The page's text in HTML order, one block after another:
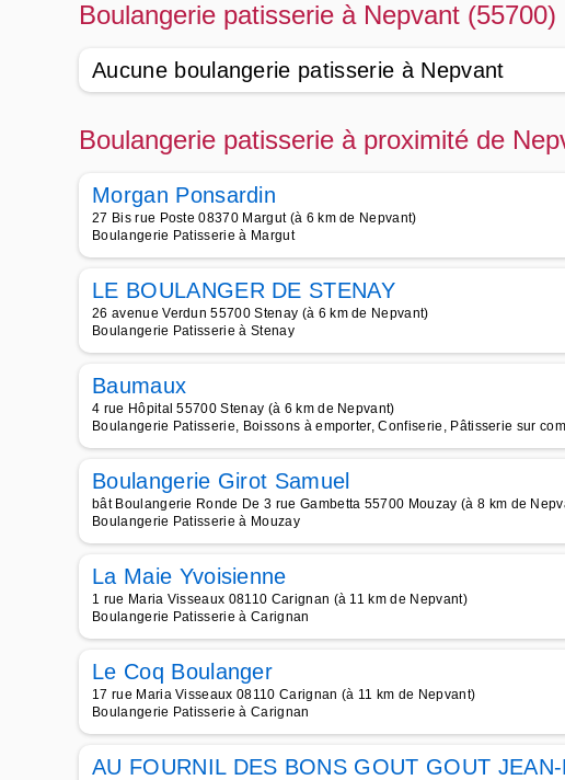
Boulangerie patisserie à Nepvant (55700)
Aucune boulangerie patisserie à Nepvant
Boulangerie patisserie à proximité de
Morgan Ponsardin
27 Bis rue Poste 08370 Margut (à 6 km de Nepvant)
Boulangerie Patisserie à Margut
LE BOULANGER DE STENAY
26 avenue Verdun 55700 Stenay (à 6 km de Nepvant)
Boulangerie Patisserie à Stenay
Baumaux
4 rue Hôpital 55700 Stenay (à 6 km de Nepvant)
Boulangerie Patisserie, Boissons à emporter, Confiserie, Pâtisserie sur
Boulangerie Girot Samuel
bât Boulangerie Ronde De 3 rue Gambetta 55700 Mouzay (à 8 km de
Boulangerie Patisserie à Mouzay
La Maie Yvoisienne
1 rue Maria Visseaux 08110 Carignan (à 11 km de Nepvant)
Boulangerie Patisserie à Carignan
Le Coq Boulanger
17 rue Maria Visseaux 08110 Carignan (à 11 km de Nepvant)
Boulangerie Patisserie à Carignan
AU FOURNIL DES BONS GOUT GOUT